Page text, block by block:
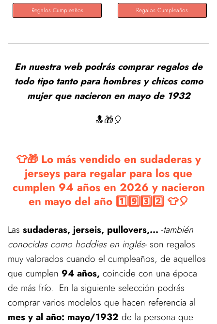
Regalos Cumpleaños Regalos Cumpleaños
En nuestra web podrás comprar regalos de
todo tipo tanto para hombres y chicos como
mujer que nacieron en mayo de 1932
🔝🎁🎈
👕🎁 Lo más vendido en sudaderas y
jerseys para regalar para los que
cumplen 94 años en 2026 y nacieron
en mayo del año 1️⃣9️⃣3️⃣2️⃣ 👕🎈
Las sudaderas, jerseis, pullovers,... -también
conocidas como hoddies en inglés- son regalos
muy valorados cuando el cumpleaños, de aquellos
que cumplen 94 años, coincide con una época
de más frío. En la siguiente selección podrás
comprar varios modelos que hacen referencia al
mes y al año: mayo/1932 de la persona que